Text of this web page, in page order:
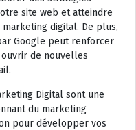
site web et atteindre
digital. De plus,
Google peut renforcer
de nouvelles
Digital sont une
du marketing
pour développer vos